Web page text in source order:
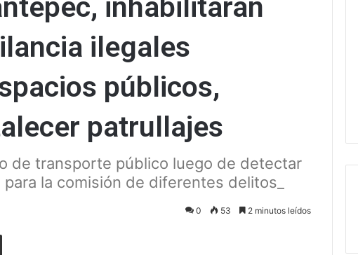
inhabilitarán
ilegales
públicos,
patrullajes
de transporte público luego de detectar
la comisión de diferentes delitos_
0 53 2 minutos leídos
Compartir via correo electrónico